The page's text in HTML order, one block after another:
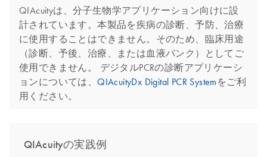
QIAcuityは、分子生物学アプリケーション向けに設
計されています。本製品を疾病の診断、予防、治療
に使用することはできません。そのため、臨床用途
（診断、予後、治療、または血液バンク）としてご
使用できません。 デジタルPCRの診断アプリケーシ
ョンについては、QIAcuityDx Digital PCR System をご利
用ください。
QIAcuityの実践例